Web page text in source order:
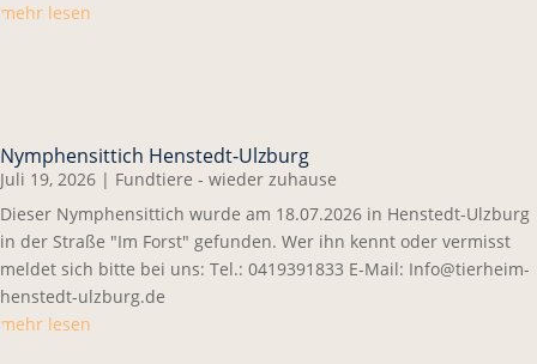
mehr lesen
Nymphensittich Henstedt-Ulzburg
Juli 19, 2026 | Fundtiere - wieder zuhause
Dieser Nymphensittich wurde am 18.07.2026 in Henstedt-Ulzburg
in der Straße "Im Forst" gefunden. Wer ihn kennt oder vermisst
meldet sich bitte bei uns: Tel.: 0419391833 E-Mail: Info@tierheim-
henstedt-ulzburg.de
mehr lesen